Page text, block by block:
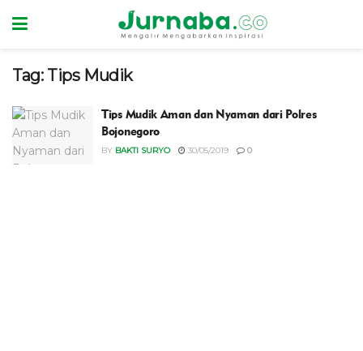
Tag: Tips Mudik
Tips Mudik Aman dan Nyaman dari Polres
Bojonegoro
BY BAKTI SURYO 30/05/2019 0